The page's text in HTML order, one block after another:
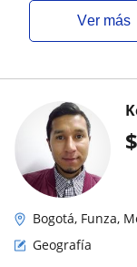
ver más
$
Bogotá, Funza,
Geografía